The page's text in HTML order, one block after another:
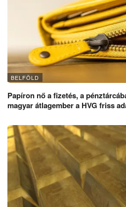
BELFÖLD
Papíron nő a fizetés, a
magyar átlagember a HVG friss